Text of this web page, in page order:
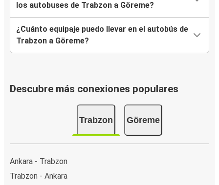
los autobuses de Trabzon a Göreme?
¿Cuánto equipaje puedo llevar en el autobús de
Trabzon a Göreme?
Descubre más conexiones populares
Trabzon Göreme
Ankara - Trabzon
Trabzon - Ankara